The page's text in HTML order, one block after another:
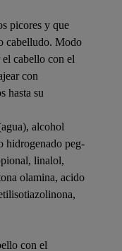
picores y que
cabelludo. Modo
cabello con el
con
hasta su
alcohol
hidrogenado peg-
linalol,
olamina, acido
con el